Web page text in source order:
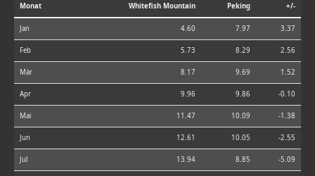
Monat Whitefish Mountain Peking +/-
Jan 4.60 7.97 3.37
Feb 5.73 8.29 2.56
Mär 8.17 9.69 1.52
Apr 9.96 9.86 -0.10
Mai 11.47 10.09 -1.38
Jun 12.61 10.05 -2.55
Jul 13.94 8.85 -5.09